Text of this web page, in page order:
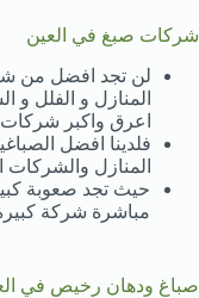
شركات صبغ في العين
لن تجد افضل من
المنازل و الفلل
اعرق واكبر شركات
فلدينا افضل
المنازل والشركات
حيث تجد صعوبة
مباشرة شركة
صباغ ودهان رخيص في